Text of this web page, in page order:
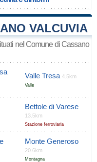
VALCUVIA
nel Comune di Cassano
Valle Tresa 4.5km
Valle
Bettole di Varese
13.5km
Stazione ferroviaria
Monte Generoso
20.6km
Montagna